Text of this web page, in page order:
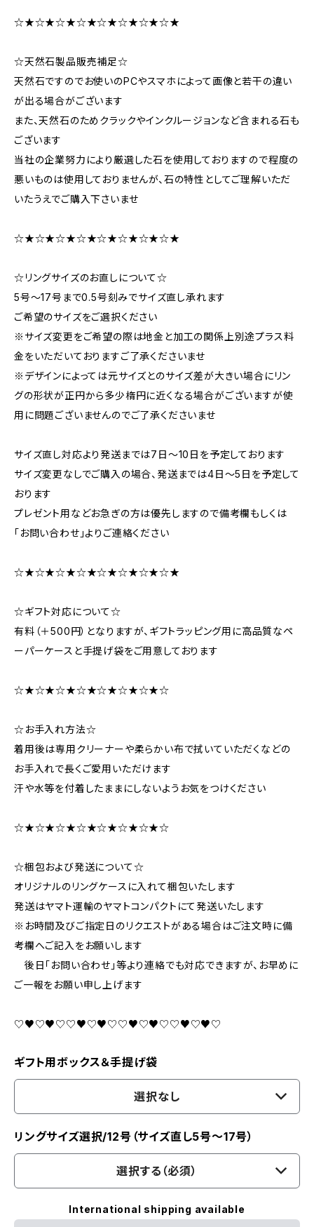
☆★☆★☆★☆★☆★☆★☆★☆★
☆天然石製品販売補足☆
天然石ですのでお使いのPCやスマホによって画像と若干の違い
が出る場合がございます
また、天然石のためクラックやインクルージョンなど含まれる石も
ございます
当社の企業努力により厳選した石を使用しておりますので程度の
悪いものは使用しておりませんが、石の特性としてご理解いただ
いたうえでご購入下さいませ
☆★☆★☆★☆★☆★☆★☆★☆★
☆リングサイズのお直しについて☆
5号～17号まで0.5号刻みでサイズ直し承れます
ご希望のサイズをご選択ください
※サイズ変更をご希望の際は地金と加工の関係上別途プラス料
金をいただいておりますご了承くださいませ
※デザインによっては元サイズとのサイズ差が大きい場合にリン
グの形状が正円から多少楕円に近くなる場合がございますが使
用に問題ございませんのでご了承くださいませ
サイズ直し対応より発送までは7日～10日を予定しております
サイズ変更なしでご購入の場合、発送までは4日～5日を予定して
おります
プレゼント用などお急ぎの方は優先しますので備考欄もしくは
「お問い合わせ」よりご連絡ください
☆★☆★☆★☆★☆★☆★☆★☆★
☆ギフト対応について☆
有料（＋500円）となりますが、ギフトラッピング用に高品質なペ
ーパーケースと手提げ袋をご用意しております
☆★☆★☆★☆★☆★☆★☆★☆
☆お手入れ方法☆
着用後は専用クリーナーや柔らかい布で拭いていただくなどの
お手入れで長くご愛用いただけます
汗や水等を付着したままにしないようお気をつけください
☆★☆★☆★☆★☆★☆★☆★☆
☆梱包および発送について☆
オリジナルのリングケースに入れて梱包いたします
発送はヤマト運輸のヤマトコンパクトにて発送いたします
※お時間及びご指定日のリクエストがある場合はご注文時に備
考欄へご記入をお願いします
後日「お問い合わせ」等より連絡でも対応できますが、お早めに
ご一報をお願い申し上げます
♡♥♡♥♡♡♥♡♥♡♡♥♡♥♡♡♥♡♥♡
ギフト用ボックス＆手提げ袋
選択なし
リングサイズ選択/12号（サイズ直し5号～17号）
選択する（必須）
International shipping available